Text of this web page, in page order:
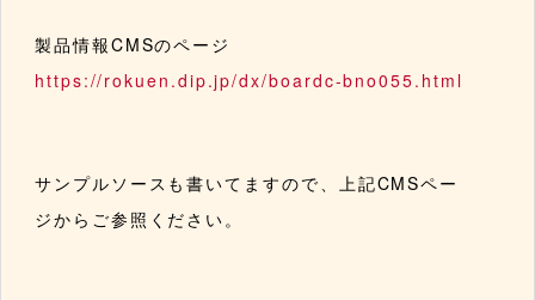
製品情報CMSのページ
https://rokuen.dip.jp/dx/boardc-bno055.html
サンプルソースも書いてますので、上記CMSペー
ジからご参照ください。